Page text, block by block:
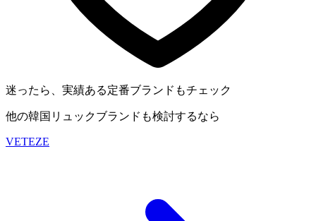
迷ったら、実績ある定番ブランドもチェック
他の韓国リュックブランドも検討するなら
VETEZE